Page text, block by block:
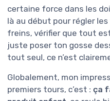
certaine force dans les
là au début pour régler
freins, vérifier que tout
juste poser ton gosse
tout seul, ce n’est
Globalement, mon
premiers tours, c’est : ça